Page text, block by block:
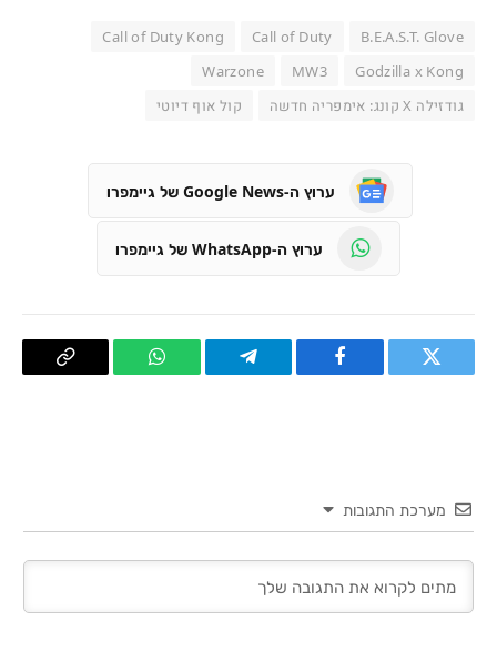
B.E.A.S.T. Glove
Call of Duty
Call of Duty Kong
Godzilla x Kong
MW3
Warzone
גודזילה X קונג: אימפריה חדשה
קול אוף דיוטי
ערוץ ה-Google News של גיימפרו
ערוץ ה-WhatsApp של גיימפרו
טוויטר פייסבוק Telegram
WhatsApp העתק
מערכת התגובות